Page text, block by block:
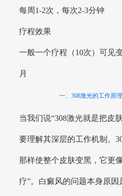
每周1-2次，每次2-3分钟
疗程效果
一般一个疗程（10次）可见
月
一、308激光的工作原
当我们说“308激光就是把皮
要理解其深层的工作机制。
那样使整个皮肤变黑，它更
疗”。白癜风的问题本身原